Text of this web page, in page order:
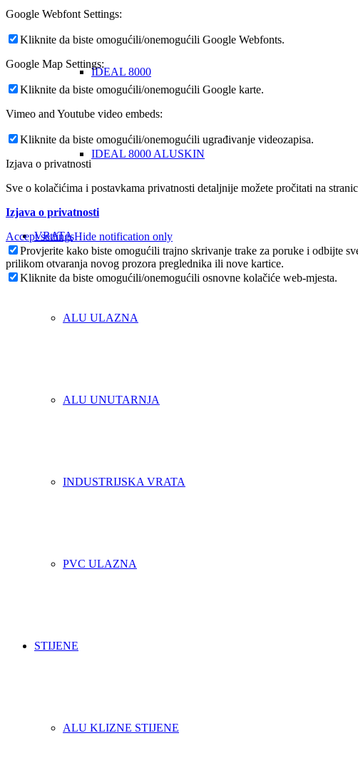
IDEAL 8000
IDEAL 8000 ALUSKIN
VRATA
ALU ULAZNA
ALU UNUTARNJA
INDUSTRIJSKA VRATA
PVC ULAZNA
STIJENE
ALU KLIZNE STIJENE
Google Webfont Settings:
Kliknite da biste omogućili/onemogućili Google Webfonts.
Google Map Settings:
Kliknite da biste omogućili/onemogućili Google karte.
Vimeo and Youtube video embeds:
Kliknite da biste omogućili/onemogućili ugrađivanje videozapisa.
Izjava o privatnosti
Sve o kolačićima i postavkama privatnosti detaljnije možete pročitati na
Izjava o privatnosti
Accept settingsHide notification only
Provjerite kako biste omogućili trajno skrivanje trake za poruke i odbijte
prilikom otvaranja novog prozora preglednika ili nove kartice.
Kliknite da biste omogućili/onemogućili osnovne kolačiće web-mjesta.